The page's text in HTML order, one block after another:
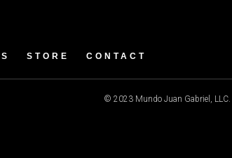
STORE CONTACT
© 2023 Mundo Juan Gabriel,